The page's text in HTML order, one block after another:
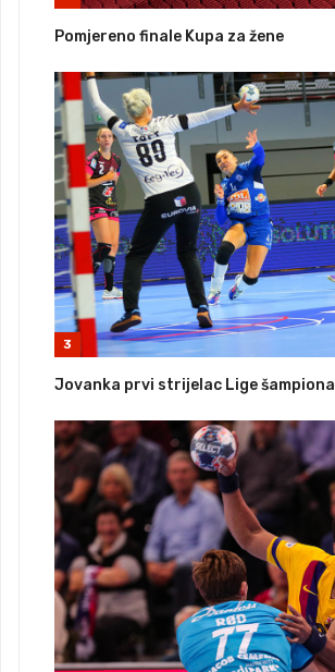
Pomjereno finale Kupa za žene
3
Jovanka prvi strijelac Lige šampiona